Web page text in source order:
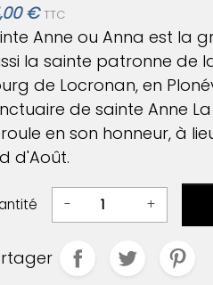
€ TTC
Anne ou Anna est la
la sainte patronne de
de Locronan, en
de sainte Anne
en son honneur, à
d'Août.
- +